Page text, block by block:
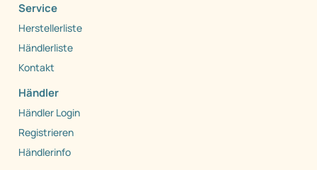
Service
Herstellerliste
Händlerliste
Kontakt
Händler
Händler Login
Registrieren
Händlerinfo